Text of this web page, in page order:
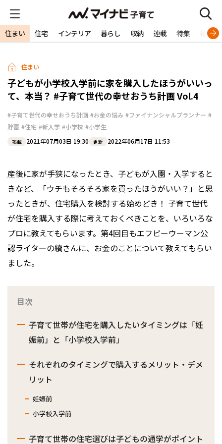
住まい 住宅 インテリア 暮らし 収納 連載 特集 専門家
住まい
子どもが小学校入学前に家を購入したほうがいいっ
て、本当？ #子育て世代の幸せおうち計画 Vol.4
#子育て世代の幸せおうち計画 #お金の悩み #ファイナンシャルプランナー #
貯蓄 #住宅 #新入学 #小学校 #小学生
掲載 2021年07月03日 19:30 更新 2022年06月17日 11:53
産後に家が手狭になったとき、子どもが入園・入学すると
きなど、「ウチもそろそろ家を買ったほうがいい？」と思
ったときが、住宅購入を検討する始めどき！ 子育て世代
が住宅を購入する際に考えておくべきことを、いろいろな
プロに教えてもらいます。第4回目もエフピーウーマン公
認ライターの續さんに、お金のことについて教えてもらい
ました。
目次
子育て世帯が住宅を購入したいタイミングは「妊
娠前」と「小学校入学前」
それぞれのタイミングで購入するメリット・デメ
リット
妊娠前
小学校入学前
子育て世帯の住宅選びは子どもの通学がポイント